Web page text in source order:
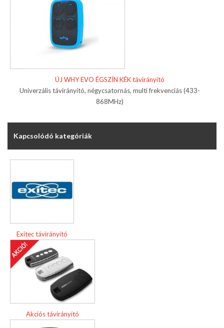
ÚJ WHY EVO ÉGSZÍN KÉK távirányító
Univerzális távirányító, négycsatornás, multi frekvenciás (433-
868MHz)
Kapcsolódó kategóriák
Exitec távirányító
Akciós távirányító